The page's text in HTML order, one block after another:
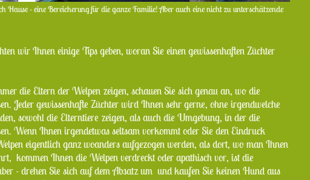
Hause - eine Bereicherung für die ganze Familie! Aber auch eine nicht zu unterschätzende
wir Ihnen einige Tips geben, woran Sie einen gewissenhaften Züchter
die Eltern der Welpen zeigen, schauen Sie sich genau an, wo die
Jeder gewissenhafte Züchter wird Ihnen sehr gerne, ohne irgendwelche
sowohl die Elterntiere zeigen, als auch die Umgebung, in der die
Wenn Ihnen irgendetwas seltsam vorkommt oder Sie den Eindruck
eigentlich ganz woanders aufgezogen werden, als dort, wo man Ihnen
kommen Ihnen die Welpen verdreckt oder apathisch vor, ist die
- drehen Sie sich auf dem Absatz um und kaufen Sie keinen Hund aus